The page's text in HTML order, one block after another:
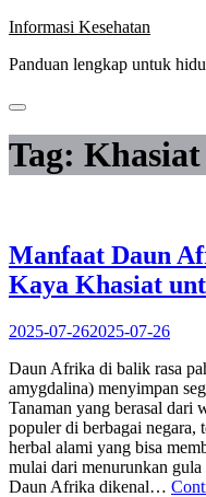
Skip
content
Informasi Kesehatan
Panduan lengkap untuk
Tag:
Manfaat Daun
Kaya Khasiat
2025-07-262025-07-26
Daun Afrika di balik rasa
amygdalina) menyimpan
Tanaman yang berasal
populer di berbagai negara,
herbal alami yang bisa
mulai dari menurunkan
Daun Afrika dikenal…